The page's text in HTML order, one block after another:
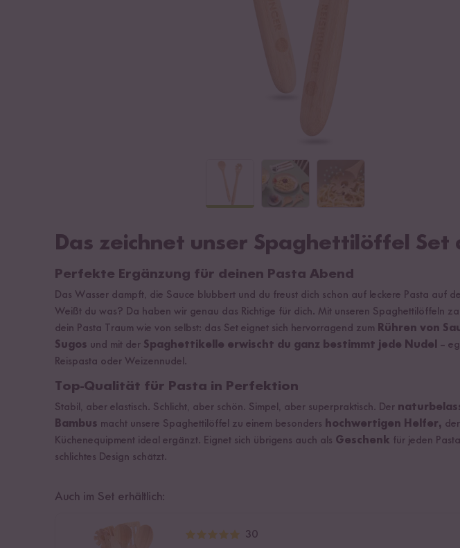
Das zeichnet unser Spaghettilöffel Set
Perfekte Ergänzung für deinen Pasta Abend
Das Wasser dampft, die Sauce blubbert und du freust dich schon auf leckere Pasta auf
Weißt du was? Da haben wir genau das Richtige für dich. Mit unseren Spaghettilöffeln
dein Pasta Traum wie von selbst: das Set eignet sich hervorragend zum Rühren von
Sugos und mit der Spaghettikelle erwischt du ganz bestimmt jede Nudel
–
Reispasta oder Weizennudel.
Top-Qualität für Pasta in Perfektion
Stabil, aber elastisch. Schlicht, aber schön. Simpel, aber superpraktisch. Der
Bambus macht unsere Spaghettilöffel zu einem besonders hochwertigen Helfer,
Küchenequipment ideal ergänzt. Eignet sich übrigens auch als Geschenk für jeden
schlichtes Design schätzt.
Auch im Set erhältlich:
30